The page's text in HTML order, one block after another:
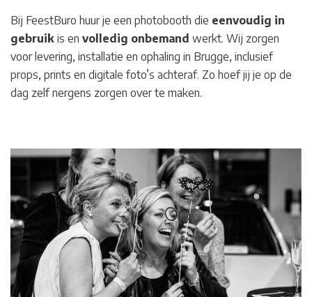
Bij FeestBuro huur je een photobooth die eenvoudig in
gebruik is en volledig onbemand werkt. Wij zorgen
voor levering, installatie en ophaling in Brugge, inclusief
props, prints en digitale foto’s achteraf. Zo hoef jij je op de
dag zelf nergens zorgen over te maken.